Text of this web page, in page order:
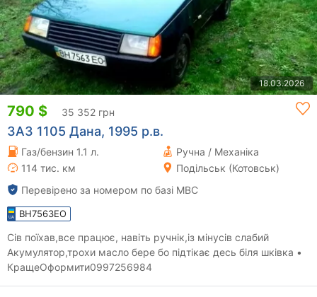
18.03.2026
790 $ 35 352 грн
ЗАЗ 1105 Дана, 1995 р.в.
Газ/бензин 1.1 л.
Ручна / Механіка
114 тис. км
Подільськ (Котовськ)
Перевірено за номером по базі МВС
BH7563EO
Сів поїхав,все працює, навіть ручнік,із мінусів слабий
Акумулятор,трохи масло бере бо підтікає десь біля шківка •
КращеОформити0997256984